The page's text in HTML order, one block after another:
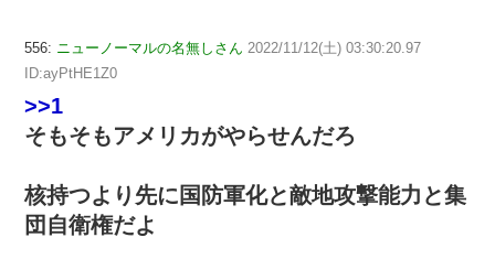
556: ニューノーマルの名無しさん 2022/11/12(土) 03:30:20.97
ID:ayPtHE1Z0
>>1
そもそもアメリカがやらせんだろ
核持つより先に国防軍化と敵地攻撃能力と集
団自衛権だよ